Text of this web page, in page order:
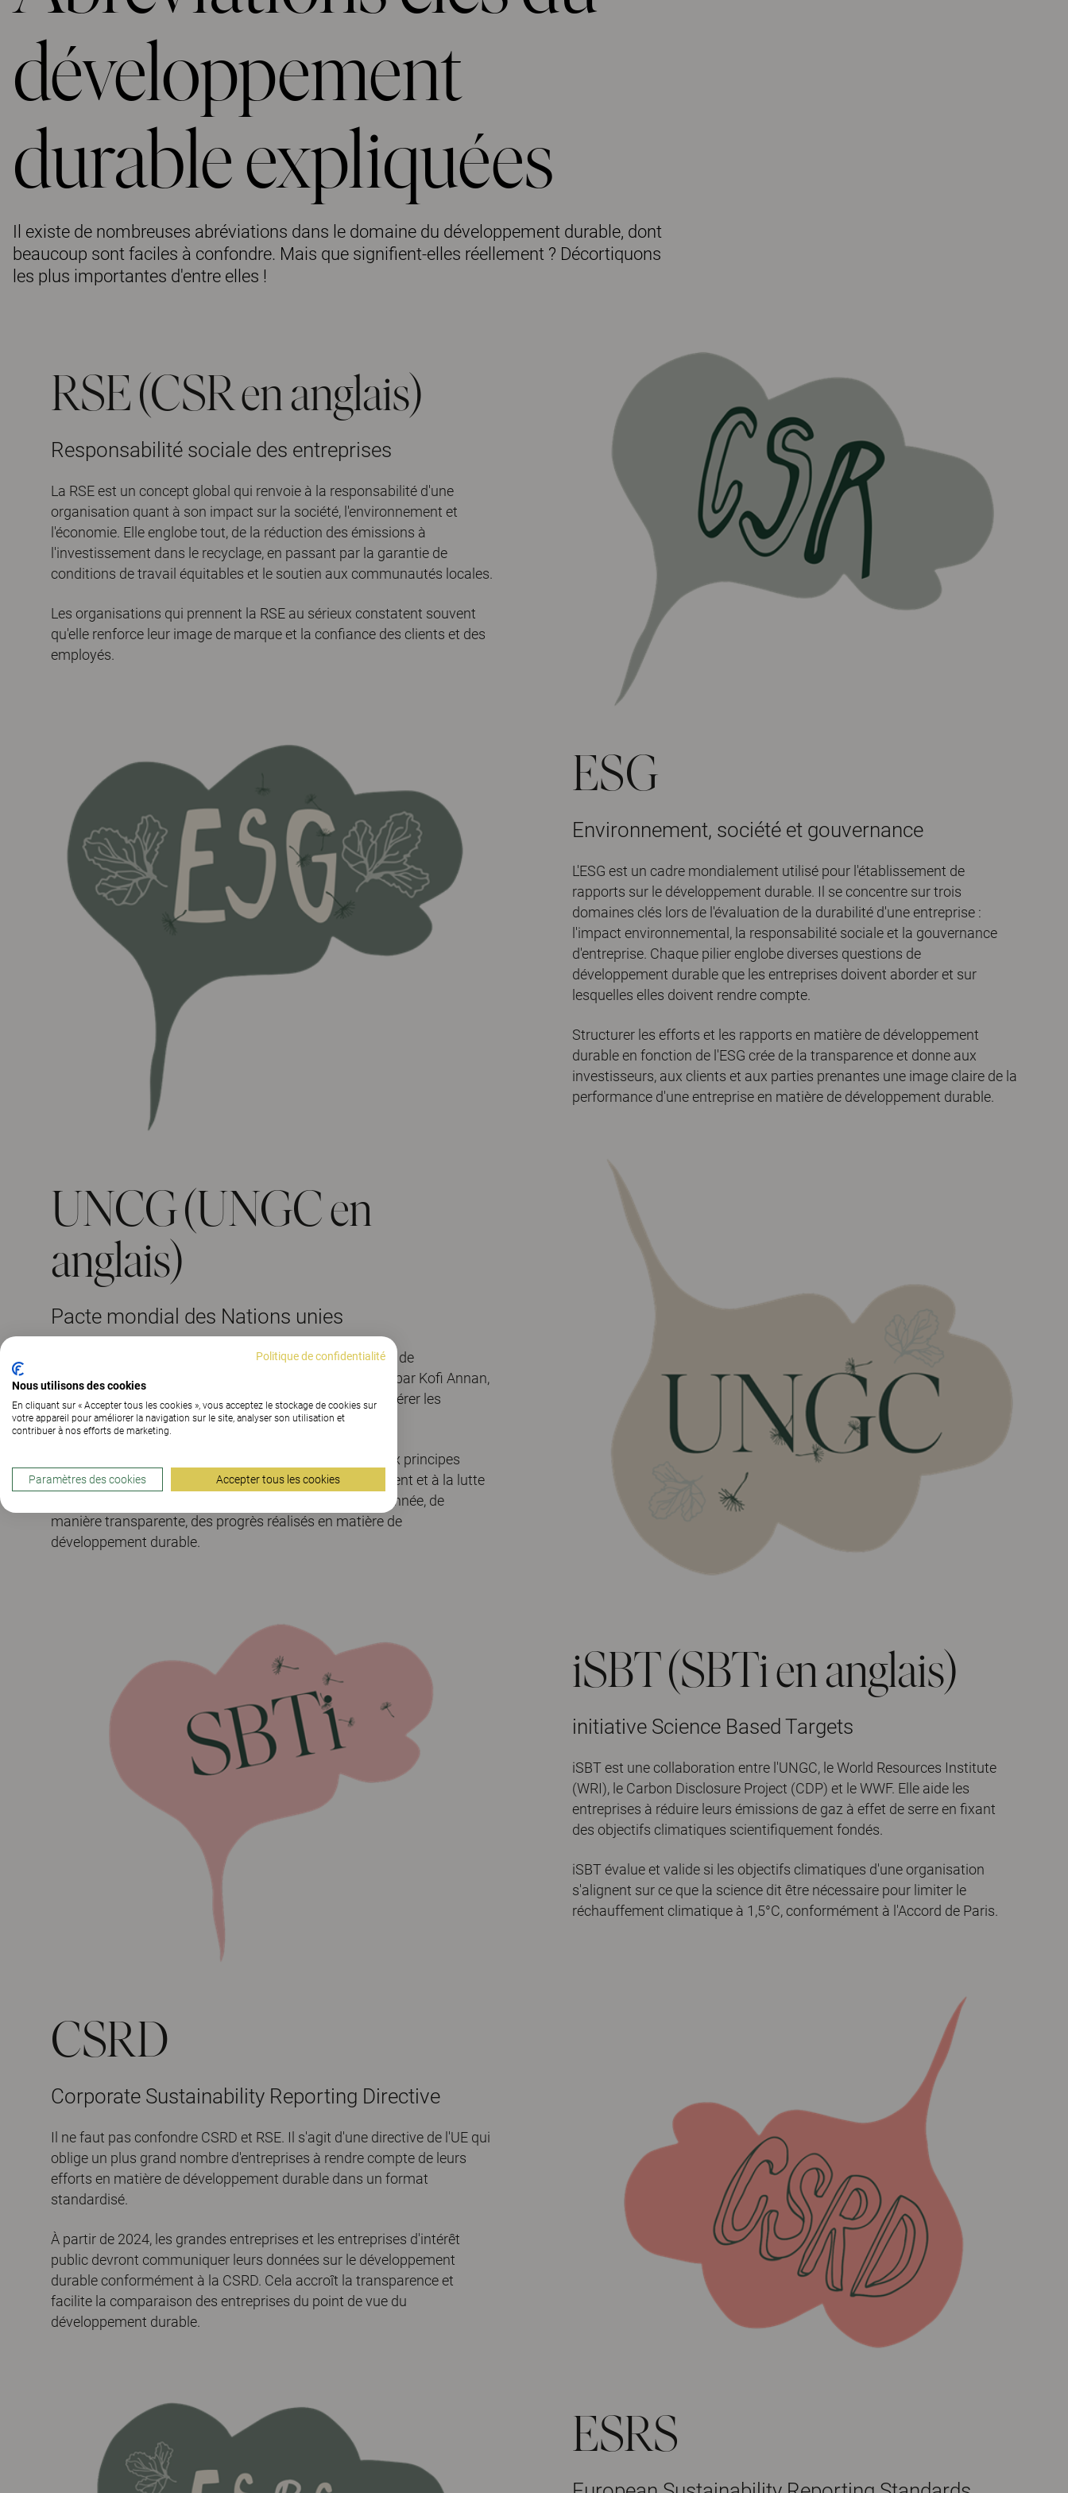
développement
durable expliquées
Il existe de nombreuses abréviations dans le domaine du développement durable, dont
beaucoup sont faciles à confondre. Mais que signifient-elles réellement ? Décortiquons
les plus importantes d'entre elles !
RSE (CSR en anglais)
Responsabilité sociale des entreprises
La RSE est un concept global qui renvoie à la responsabilité d'une
organisation quant à son impact sur la société, l'environnement et
l'économie. Elle englobe tout, de la réduction des émissions à
l'investissement dans le recyclage, en passant par la garantie de
conditions de travail équitables et le soutien aux communautés locales.
Les organisations qui prennent la RSE au sérieux constatent souvent
qu'elle renforce leur image de marque et la confiance des clients et des
employés.
ESG
Environnement, société et gouvernance
L'ESG est un cadre mondialement utilisé pour l'établissement de
rapports sur le développement durable. Il se concentre sur trois
domaines clés lors de l'évaluation de la durabilité d'une entreprise :
l'impact environnemental, la responsabilité sociale et la gouvernance
d'entreprise. Chaque pilier englobe diverses questions de
développement durable que les entreprises doivent aborder et sur
lesquelles elles doivent rendre compte.
Structurer les efforts et les rapports en matière de développement
durable en fonction de l'ESG crée de la transparence et donne aux
investisseurs, aux clients et aux parties prenantes une image claire de la
performance d'une entreprise en matière de développement durable.
UNCG (UNGC en
anglais)
Pacte mondial des Nations unies
L'UNCG est la plus grande initiative mondiale en matière de
développement durable des entreprises. Lancé en 1999 par Kofi Annan,
alors secrétaire général des Nations unies, il vise à accélérer les
pratiques commerciales durables.
Les entreprises qui y adhèrent s'engagent à respecter dix principes
relatifs aux droits de l'homme, au travail, à l'environnement et à la lutte
contre la corruption, et doivent rendre compte chaque année, de
manière transparente, des progrès réalisés en matière de
développement durable.
iSBT (SBTi en anglais)
initiative Science Based Targets
iSBT est une collaboration entre l'UNGC, le World Resources Institute
(WRI), le Carbon Disclosure Project (CDP) et le WWF. Elle aide les
entreprises à réduire leurs émissions de gaz à effet de serre en fixant
des objectifs climatiques scientifiquement fondés.
iSBT évalue et valide si les objectifs climatiques d'une organisation
s'alignent sur ce que la science dit être nécessaire pour limiter le
réchauffement climatique à 1,5°C, conformément à l'Accord de Paris.
CSRD
Corporate Sustainability Reporting Directive
Il ne faut pas confondre CSRD et RSE. Il s'agit d'une directive de l'UE qui
oblige un plus grand nombre d'entreprises à rendre compte de leurs
efforts en matière de développement durable dans un format
standardisé.
À partir de 2024, les grandes entreprises et les entreprises d'intérêt
public devront communiquer leurs données sur le développement
durable conformément à la CSRD. Cela accroît la transparence et
facilite la comparaison des entreprises du point de vue du
développement durable.
ESRS
Politique de confidentialité
Nous utilisons des cookies
En cliquant sur « Accepter tous les cookies », vous acceptez le stockage de cookies sur
votre appareil pour améliorer la navigation sur le site, analyser son utilisation et
contribuer à nos efforts de marketing.
Paramètres des cookies Accepter tous les cookies